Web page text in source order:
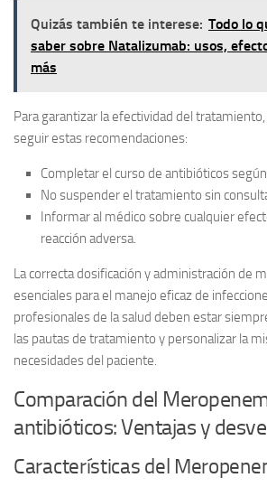
Quizás también te interese: Todo lo
saber sobre Natalizumab: usos,
más
Para garantizar la efectividad del
seguir estas recomendaciones:
Completar el curso de antibióticos
No suspender el tratamiento sin
Informar al médico sobre cualquier
reacción adversa.
La correcta dosificación y administración de
esenciales para el manejo eficaz de
profesionales de la salud deben estar
las pautas de tratamiento y personalizar la
necesidades del paciente.
Comparación del
antibióticos: Ventajas y
Características del